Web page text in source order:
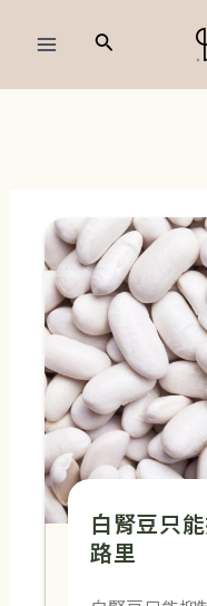
搜
白腎豆只
路里